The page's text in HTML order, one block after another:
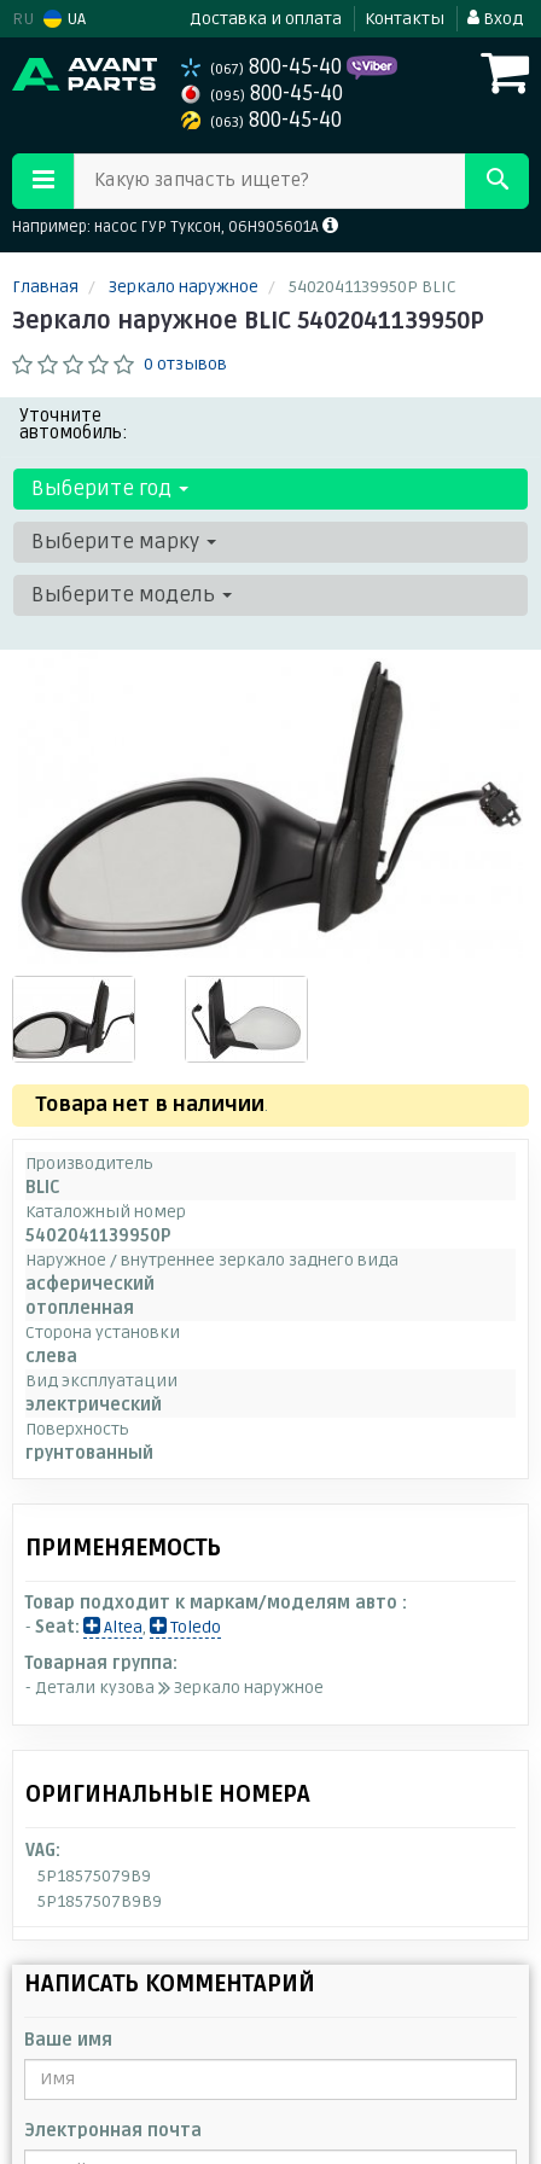
RU UA Доставка и оплата Контакты Вход
(067) 800-45-40
(095) 800-45-40
(063) 800-45-40
Какую запчасть ищете?
Например: насос ГУР Туксон, 06H905601A
Главная Зеркало наружное 5402041139950P BLIC
Зеркало наружное BLIC 5402041139950P
0 отзывов
Уточните
автомобиль:
Выберите год
Выберите марку
Выберите модель
Товара нет в наличии.
Производитель
BLIC
Каталожный номер
5402041139950P
Наружное / внутреннее зеркало заднего вида
асферический
отопленная
Сторона установки
слева
Вид эксплуатации
электрический
Поверхность
грунтованный
ПРИМЕНЯЕМОСТЬ
Товар подходит к маркам/моделям авто :
- Seat: Altea,
Toledo
Товарная группа:
- Детали кузова
Зеркало наружное
ОРИГИНАЛЬНЫЕ НОМЕРА
VAG:
5P18575079B9
5P1857507B9B9
НАПИСАТЬ КОММЕНТАРИЙ
Ваше имя
Электронная почта